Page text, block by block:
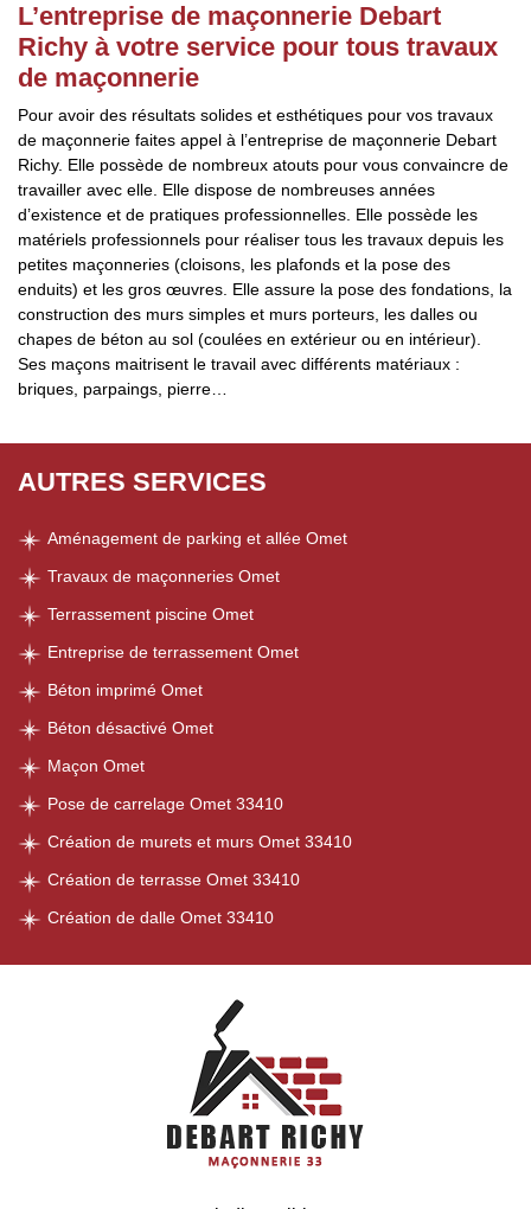
L’entreprise de maçonnerie Debart
Richy à votre service pour tous travaux
de maçonnerie
Pour avoir des résultats solides et esthétiques pour vos travaux
de maçonnerie faites appel à l’entreprise de maçonnerie Debart
Richy. Elle possède de nombreux atouts pour vous convaincre de
travailler avec elle. Elle dispose de nombreuses années
d’existence et de pratiques professionnelles. Elle possède les
matériels professionnels pour réaliser tous les travaux depuis les
petites maçonneries (cloisons, les plafonds et la pose des
enduits) et les gros œuvres. Elle assure la pose des fondations, la
construction des murs simples et murs porteurs, les dalles ou
chapes de béton au sol (coulées en extérieur ou en intérieur).
Ses maçons maitrisent le travail avec différents matériaux :
briques, parpaings, pierre…
AUTRES SERVICES
Aménagement de parking et allée Omet
Travaux de maçonneries Omet
Terrassement piscine Omet
Entreprise de terrassement Omet
Béton imprimé Omet
Béton désactivé Omet
Maçon Omet
Pose de carrelage Omet 33410
Création de murets et murs Omet 33410
Création de terrasse Omet 33410
Création de dalle Omet 33410